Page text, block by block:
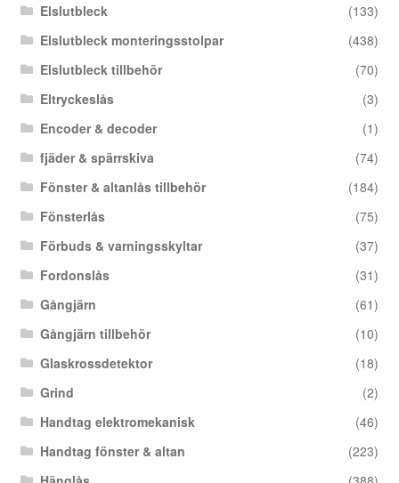
Elslutbleck
(133)
Elslutbleck monteringsstolpar
(438)
Elslutbleck tillbehör
(70)
Eltryckeslås
(3)
Encoder & decoder
(1)
fjäder & spärrskiva
(74)
Fönster & altanlås tillbehör
(184)
Fönsterlås
(75)
Förbuds & varningsskyltar
(37)
Fordonslås
(31)
Gångjärn
(61)
Gångjärn tillbehör
(10)
Glaskrossdetektor
(18)
Grind
(2)
Handtag elektromekanisk
(46)
Handtag fönster & altan
(223)